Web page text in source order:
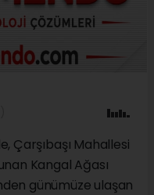
Çarşıbaşı Mahallesi
Kangal Ağası
günümüze ulaşan